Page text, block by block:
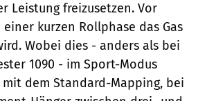
Leistung freizusetzen. Vor
kurzen Rollphase das Gas
Wobei dies - anders als bei
1090 - im Sport-Modus
dem Standard-Mapping, bei